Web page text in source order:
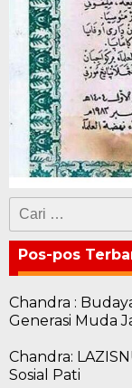
Cari
untuk:
Pos-pos
Chandra :
Generasi Muda
Chandra:
Sosial Pati